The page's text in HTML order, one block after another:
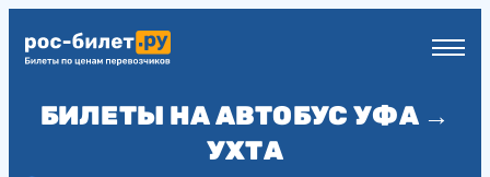
БИЛЕТЫ НА АВТОБУС УФА →
УХТА